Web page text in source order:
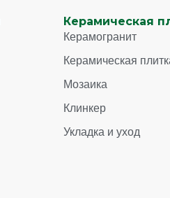
Керамическая
Керамогранит
Керамическая
Мозаика
Клинкер
Укладка и уход